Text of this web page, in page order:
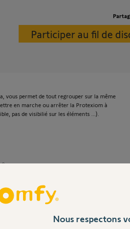
Participer au fil de
vous permet de tout regrouper sur la même
en marche ou arrêter la Protexiom à
pas de visibilié sur les éléments ...).
8 ans
équipements et effectivement grâce à ceci je
mes volets roulants SOMFY.Nous respectons